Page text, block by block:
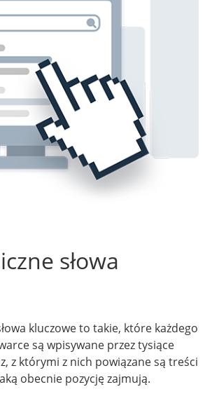
słowa
kluczowe to takie, które każdego
są wpisywane przez tysiące
z którymi z nich powiązane są treści
obecnie pozycję zajmują.